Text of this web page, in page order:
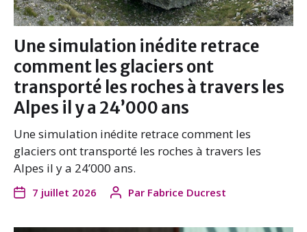
Une simulation inédite retrace
comment les glaciers ont
transporté les roches à travers les
Alpes il y a 24’000 ans
Une simulation inédite retrace comment les
glaciers ont transporté les roches à travers les
Alpes il y a 24’000 ans.
7 juillet 2026 Par Fabrice Ducrest